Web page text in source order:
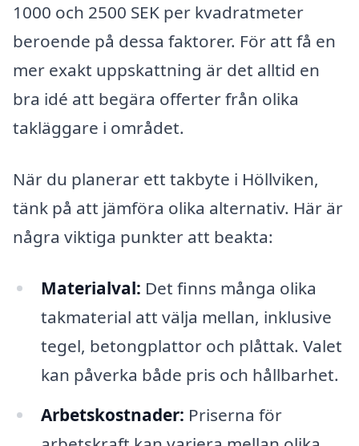
1000 och 2500 SEK per kvadratmeter
beroende på dessa faktorer. För att få en
mer exakt uppskattning är det alltid en
bra idé att begära offerter från olika
takläggare i området.
När du planerar ett takbyte i Höllviken,
tänk på att jämföra olika alternativ. Här är
några viktiga punkter att beakta:
Materialval: Det finns många olika
takmaterial att välja mellan, inklusive
tegel, betongplattor och plåttak. Valet
kan påverka både pris och hållbarhet.
Arbetskostnader: Priserna för